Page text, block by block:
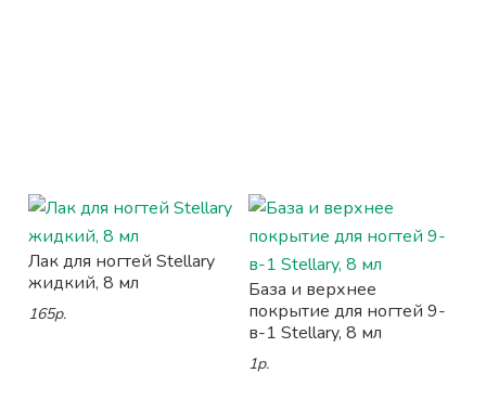
Лак для ногтей Stellary
жидкий, 8 мл
165р.
База и верхнее
покрытие для ногтей 9-
в-1 Stellary, 8 мл
1р.